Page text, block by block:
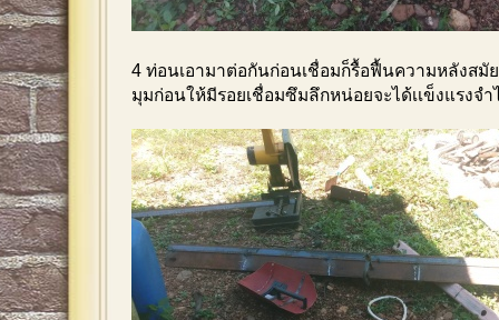
4 ท่อนเอามาต่อกันก่อนเชื่อมก็รื้อฟื้นความหลังสมั
มุมก่อนให้มีรอยเชื่อมซึมลึกหน่อยจะได้เเข็งแรงจ